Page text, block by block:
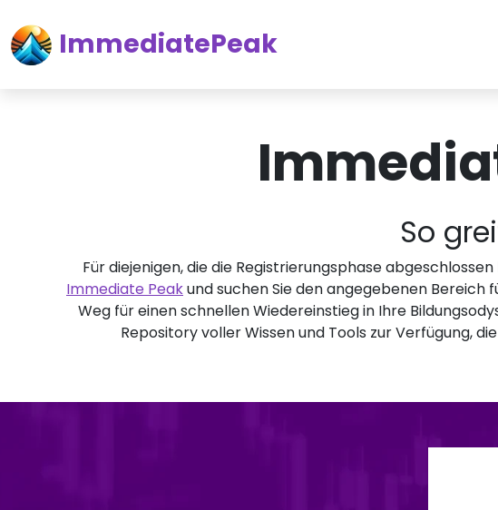
ImmediatePeak
So
Für diejenigen, die die Registrierungsphase
Immediate Peakund suchen Sie den angegebenen Bereich
Weg für einen schnellen Wiedereinstieg in Ihre
Repository voller Wissen und Tools zur Verfügung,